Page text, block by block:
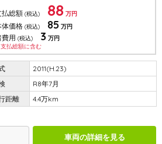
払総額 (税込) 88 万円
体価格 (税込) 85 万円
費用 (税込) 3 万円
払総額に含む
2011(H.23)
R8年7月
4.4万km
車両の詳細を見る